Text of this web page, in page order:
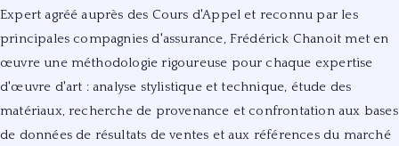
Expert agréé auprès des Cours d'Appel et reconnu par les
principales compagnies d'assurance, Frédérick Chanoit met en
œuvre une méthodologie rigoureuse pour chaque expertise
d'œuvre d'art : analyse stylistique et technique, étude des
matériaux, recherche de provenance et confrontation aux bases
de données de résultats de ventes et aux références du marché